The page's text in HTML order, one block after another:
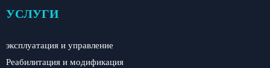
УСЛУГИ
эксплуатация и управление
Реабилитация и модификация